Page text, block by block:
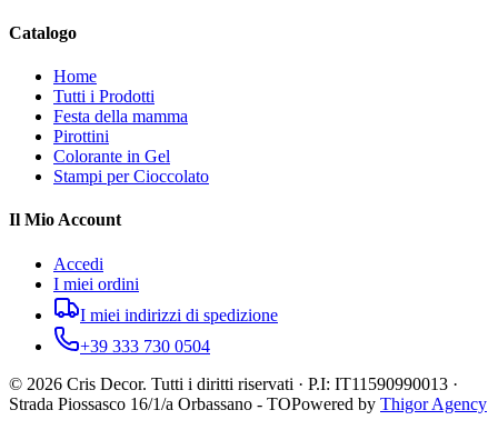
Catalogo
Home
Tutti i Prodotti
Festa della mamma
Pirottini
Colorante in Gel
Stampi per Cioccolato
Il Mio Account
Accedi
I miei ordini
I miei indirizzi di spedizione
+39 333 730 0504
© 2026 Cris Decor. Tutti i diritti riservati · P.I: IT11590990013 ·
Strada Piossasco 16/1/a Orbassano - TOPowered by Thigor Agency